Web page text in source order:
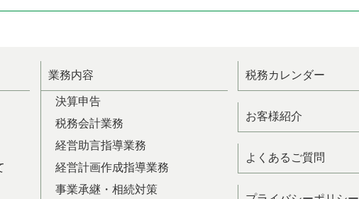
業務内容
決算申告
税務会計業務
経営助言指導業務
経営計画作成指導業務
事業承継・相続対策
税務カレンダー
お客様紹介
よくあるご質問